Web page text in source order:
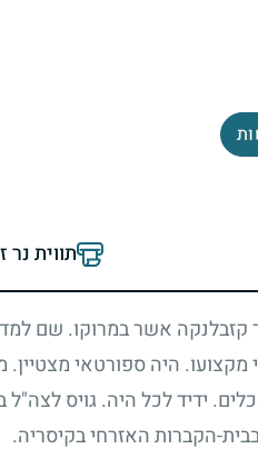
תווית
קזבלנקה אשר במרוקו. שם
מקצועו. היה ספורטאי
ידיד לכל היה. גויס לצה"ל
הקברות האזרחי בקיסריה.